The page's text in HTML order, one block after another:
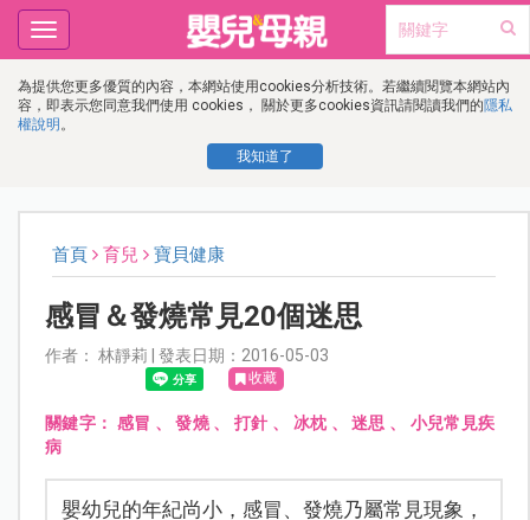
為提供您更多優質的內容，本網站使用cookies分析技術。若繼續閱覽本網站內
容，即表示您同意我們使用 cookies， 關於更多cookies資訊請閱讀我們的隱私
權說明 。
我知道了
Toggle
navigation
首頁 育兒 寶貝健康
感冒＆發燒常見20個迷思
作者： 林靜莉 | 發表日期：2016-05-03
收藏
關鍵字： 感冒 、發燒、 打針 、 冰枕、迷思 、 小兒常見疾
病
嬰幼兒的年紀尚小，感冒、發燒乃屬常見現象，